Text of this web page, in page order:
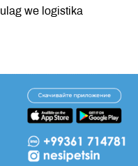
we logistika